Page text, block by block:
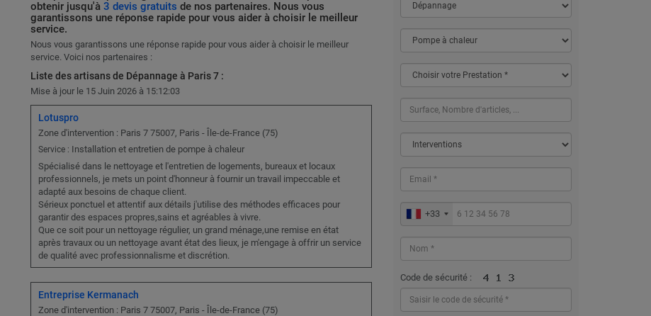
obtenir jusqu'à 3 devis gratuits de nos partenaires. Nous vous
garantissons une réponse rapide pour vous aider à choisir le meilleur
service.
Nous vous garantissons une réponse rapide pour vous aider à choisir le meilleur
service. Voici nos partenaires :
Liste des artisans de Dépannage à Paris 7 :
Mise à jour le 15 Juin 2026 à 15:12:03
Lotuspro
Zone d'intervention : Paris 7 75007, Paris - Île-de-France (75)
Service : Installation et entretien de pompe à chaleur
Spécialisé dans le nettoyage et l'entretien de logements, bureaux et locaux
professionnels, je mets un point d'honneur à fournir un travail impeccable et
adapté aux besoins de chaque client.
Sérieux ponctuel et attentif aux détails j'utilise des méthodes efficaces pour
garantir des espaces propres,sains et agréables à vivre.
Que ce soit pour un nettoyage régulier, un grand ménage,une remise en état
après travaux ou un nettoyage avant état des lieux, je m'engage à offrir un service
de qualité avec professionnalisme et discrétion.
Entreprise Kermanach
Zone d'intervention : Paris 7 75007, Paris - Île-de-France (75)
+33
Code de sécurité :